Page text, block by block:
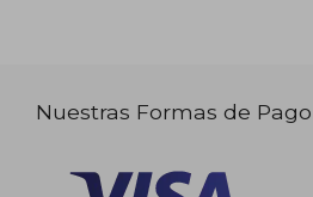
Nuestras Formas de Pago